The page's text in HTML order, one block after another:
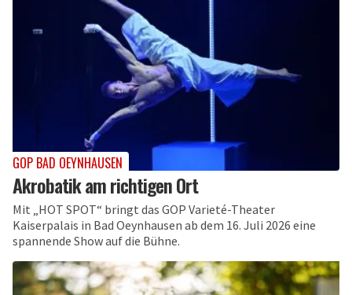
GOP BAD OEYNHAUSEN
Akrobatik am richtigen Ort
Mit „HOT SPOT“ bringt das GOP Varieté-Theater
Kaiserpalais in Bad Oeynhausen ab dem 16. Juli 2026 eine
spannende Show auf die Bühne.